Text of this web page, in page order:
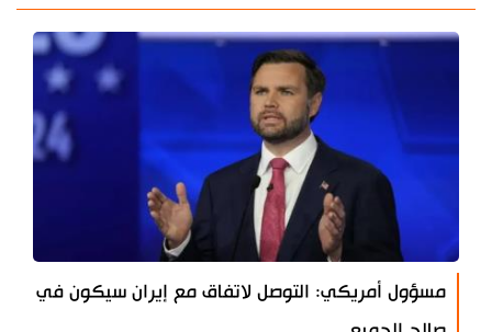
مسؤول أمريكي: التوصل لاتفاق مع إيران سيكون في